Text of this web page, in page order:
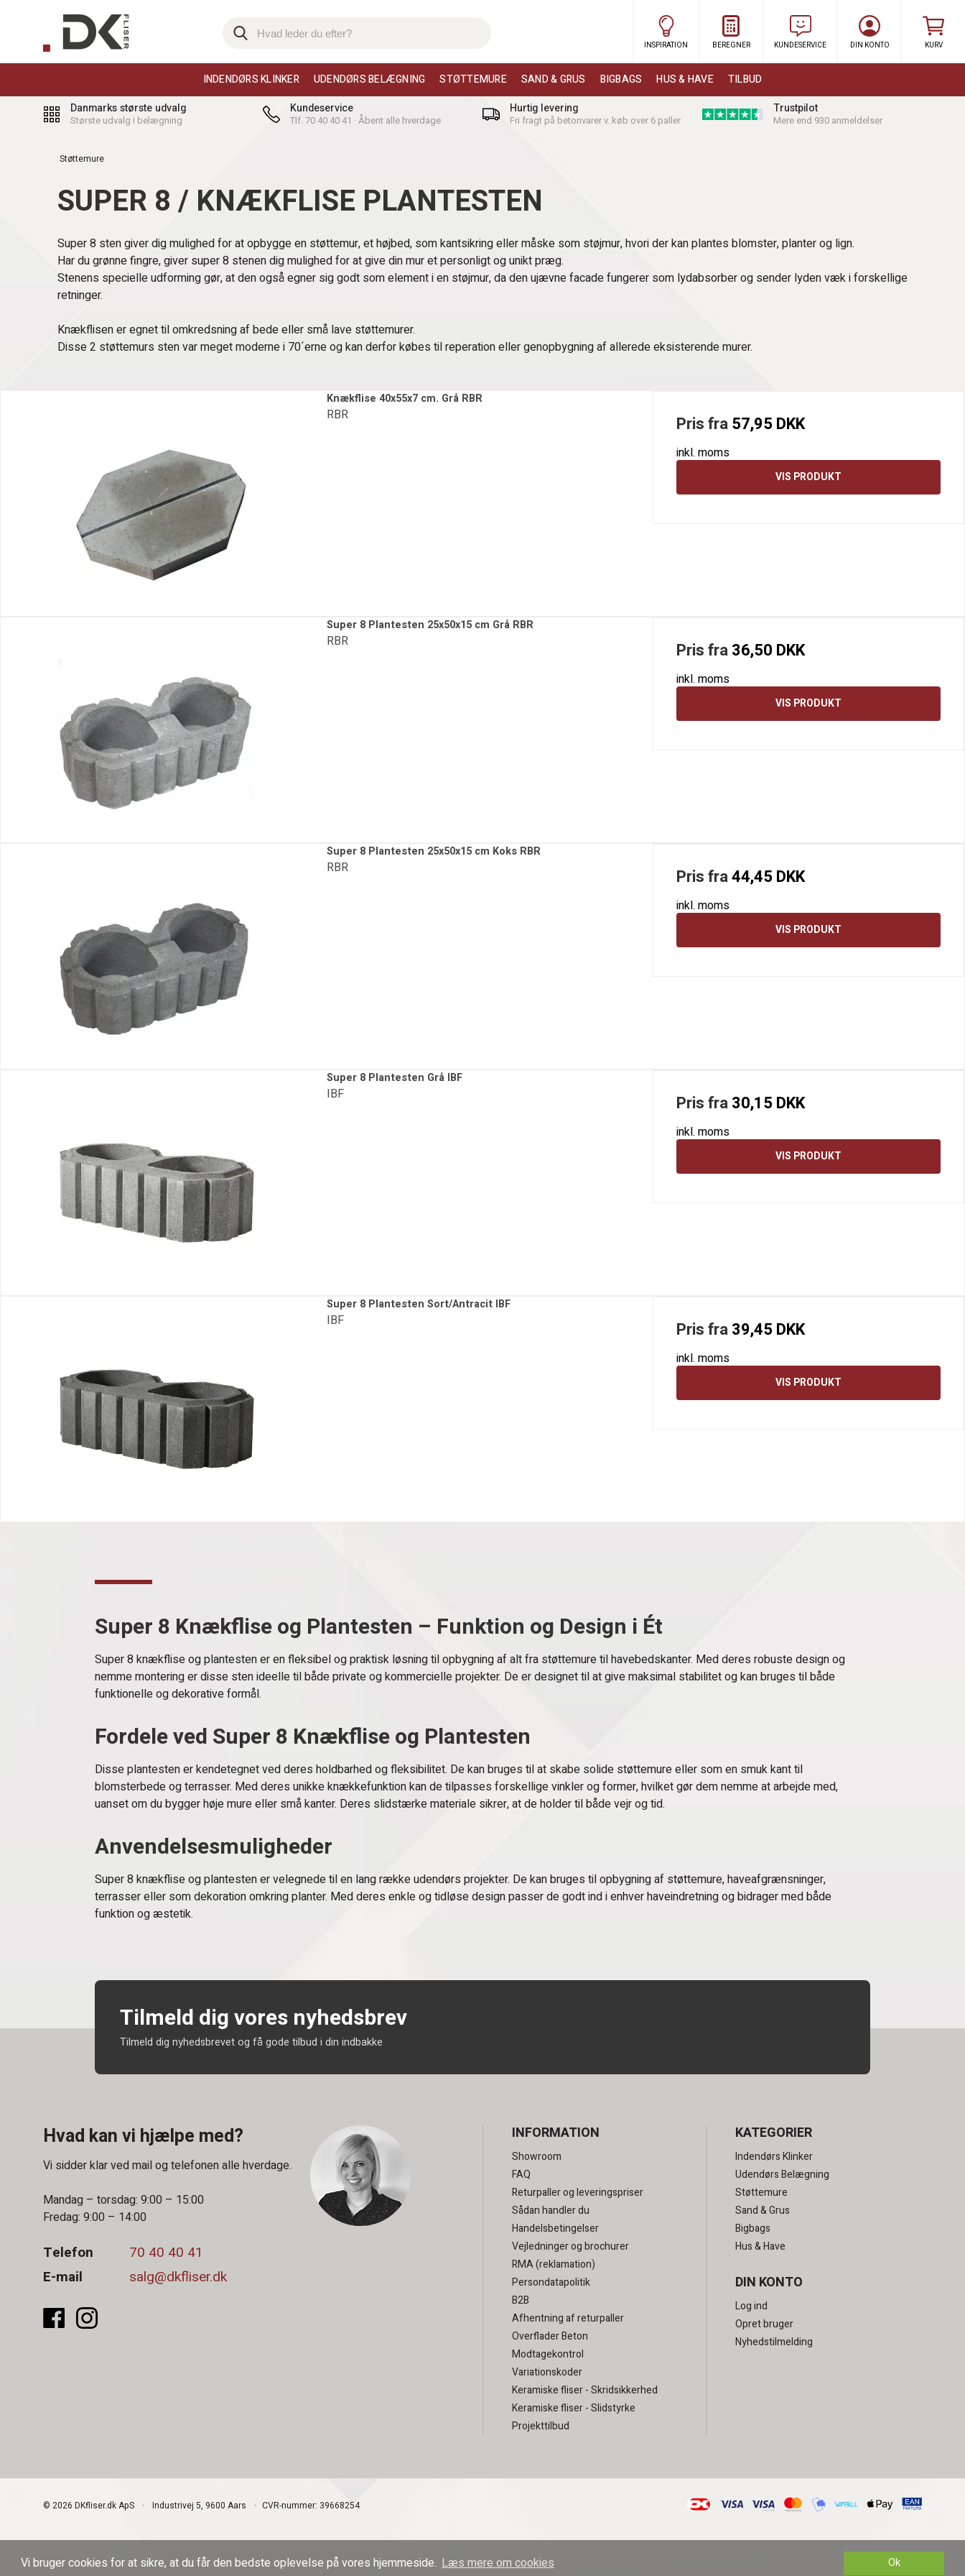
Vi bruger cookies for at sikre, at du får den bedste oplevelse på vores hjemmeside. Læs mere om cookies Ok
INSPIRATION BEREGNER KUNDESERVICE DIN KONTO KURV
INDENDØRS KLINKER UDENDØRS BELÆGNING STØTTEMURE SAND & GRUS BIGBAGS HUS & HAVE
TILBUD
Danmarks største udvalg
Største udvalg i belægning
Kundeservice
Tlf. 70 40 40 41 · Åbent alle hverdage
Hurtig levering
Fri fragt på betonvarer v. køb over 6 paller
Trustpilot
Mere end 930 anmeldelser
Støttemure
SUPER 8 / KNÆKFLISE PLANTESTEN
Super 8 sten giver dig mulighed for at opbygge en støttemur, et højbed, som kantsikring eller måske som støjmur, hvori der kan plantes blomster, planter og lign.
Har du grønne fingre, giver super 8 stenen dig mulighed for at give din mur et personligt og unikt præg.
Stenens specielle udforming gør, at den også egner sig godt som element i en støjmur, da den ujævne facade fungerer som lydabsorber og sender lyden væk i forskellige
retninger.
Knækflisen er egnet til omkredsning af bede eller små lave støttemurer.
Disse 2 støttemurs sten var meget moderne i 70´erne og kan derfor købes til reperation eller genopbygning af allerede eksisterende murer.
Knækflise 40x55x7 cm. Grå RBR
RBR Pris fra57,95 DKK
inkl. moms
VIS PRODUKT
Super 8 Plantesten 25x50x15 cm Grå RBR
RBR Pris fra36,50 DKK
inkl. moms
VIS PRODUKT
Super 8 Plantesten 25x50x15 cm Koks RBR
RBR Pris fra44,45 DKK
inkl. moms
VIS PRODUKT
Super 8 Plantesten Grå IBF
IBF Pris fra30,15 DKK
inkl. moms
VIS PRODUKT
Super 8 Plantesten Sort/Antracit IBF
IBF Pris fra39,45 DKK
inkl. moms
VIS PRODUKT
Super 8 Knækflise og Plantesten – Funktion og Design i Ét
Super 8 knækflise og plantesten er en fleksibel og praktisk løsning til opbygning af alt fra støttemure til havebedskanter. Med deres robuste design og
nemme montering er disse sten ideelle til både private og kommercielle projekter. De er designet til at give maksimal stabilitet og kan bruges til både
funktionelle og dekorative formål.
Fordele ved Super 8 Knækflise og Plantesten
Disse plantesten er kendetegnet ved deres holdbarhed og fleksibilitet. De kan bruges til at skabe solide støttemure eller som en smuk kant til
blomsterbede og terrasser. Med deres unikke knækkefunktion kan de tilpasses forskellige vinkler og former, hvilket gør dem nemme at arbejde med,
uanset om du bygger høje mure eller små kanter. Deres slidstærke materiale sikrer, at de holder til både vejr og tid.
Anvendelsesmuligheder
Super 8 knækflise og plantesten er velegnede til en lang række udendørs projekter. De kan bruges til opbygning af støttemure, haveafgrænsninger,
terrasser eller som dekoration omkring planter. Med deres enkle og tidløse design passer de godt ind i enhver haveindretning og bidrager med både
funktion og æstetik.
Tilmeld dig vores nyhedsbrev
Tilmeld dig nyhedsbrevet og få gode tilbud i din indbakke
Hvad kan vi hjælpe med?
Vi sidder klar ved mail og telefonen alle hverdage.
Mandag – torsdag: 9:00 – 15:00
Fredag: 9:00 – 14:00
Telefon
70 40 40 41
E-mail
salg@dkfliser.dk
INFORMATION
Showroom
FAQ
Returpaller og leveringspriser
Sådan handler du
Handelsbetingelser
Vejledninger og brochurer
RMA (reklamation)
Persondatapolitik
B2B
Afhentning af returpaller
Overflader Beton
Modtagekontrol
Variationskoder
Keramiske fliser - Skridsikkerhed
Keramiske fliser - Slidstyrke
Projekttilbud
KATEGORIER
Indendørs Klinker
Udendørs Belægning
Støttemure
Sand & Grus
Bigbags
Hus & Have
DIN KONTO
Log ind
Opret bruger
Nyhedstilmelding
© 2026 DKfliser.dk ApS Industrivej 5, 9600 Aars CVR-nummer: 39668254